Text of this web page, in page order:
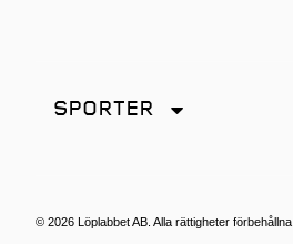
SPORTER
Terränglöpning
© 2026 Löplabbet AB. Alla rättigheter förbehållna